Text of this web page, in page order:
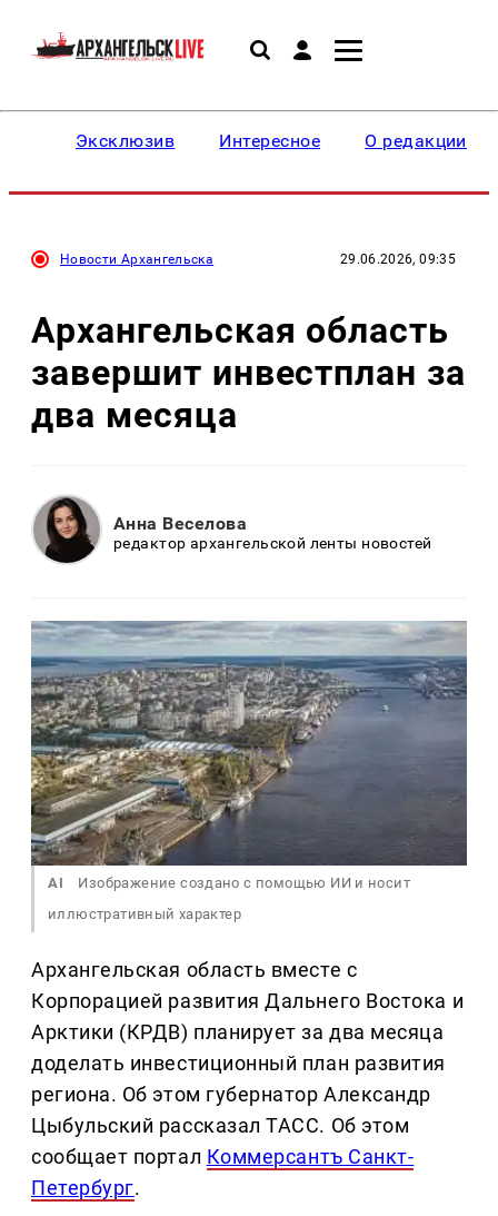
Эксклюзив Интересное О редакции
Новости Архангельска 29.06.2026, 09:35
Архангельская область
завершит инвестплан за
два месяца
Анна Веселова
редактор архангельской ленты новостей
AI
Изображение создано с помощью ИИ и носит
иллюстративный характер
Архангельская область вместе с
Корпорацией развития Дальнего Востока и
Арктики (КРДВ) планирует за два месяца
доделать инвестиционный план развития
региона. Об этом губернатор Александр
Цыбульский рассказал ТАСС. Об этом
сообщает портал Коммерсантъ Санкт-
Петербург.